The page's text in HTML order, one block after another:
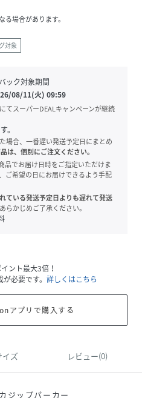
場合があります。
対象
ック対象期間
08/11(火) 09:59
てスーパーDEALキャンペーンが継続
。
場合、一番遅い発送予定日にまとめ
は、個別にご注文ください。
でお届け日時をご指定いただけま
ご希望の日にお届けできるよう手配
ている発送予定日よりも遅れて発送
らかじめご了承ください。
ント最大3倍！
必要です。 詳しくはこちら
アプリで購入する
イズ レビュー(0)
ップパーカー